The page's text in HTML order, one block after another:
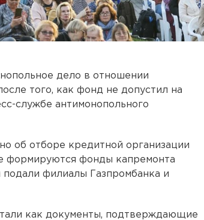
дело в отношении
того, как фонд не допустил на
службе антимонопольного
об отборе кредитной организации
формируются фонды капремонта
филиалы Газпромбанка и
как документы, подтверждающие